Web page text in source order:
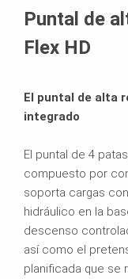
Puntal de
Flex HD
El puntal de alta
integrado
El puntal de 4
compuesto por
soporta cargas
hidráulico en la
descenso
así como el
planificada que se